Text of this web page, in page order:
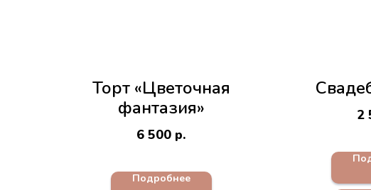
Торт «Цветочная
фантазия»
6 500 р.
Подробнее
2